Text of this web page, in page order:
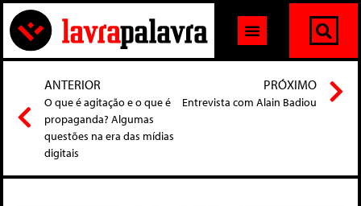
ANTERIOR
O que é agitação e o que é
propaganda? Algumas
questões na era das mídias
digitais
PRÓXIMO
Entrevista com Alain Badiou